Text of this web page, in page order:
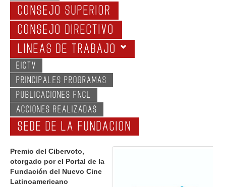
CONSEJO SUPERIOR
CONSEJO DIRECTIVO
LINEAS DE TRABAJO
EICTV
PRINCIPALES PROGRAMAS
PUBLICACIONES FNCL
ACCIONES REALIZADAS
SEDE DE LA FUNDACION
Premio del Cibervoto,
otorgado por el Portal de la
Fundación del Nuevo Cine
Latinoamericano